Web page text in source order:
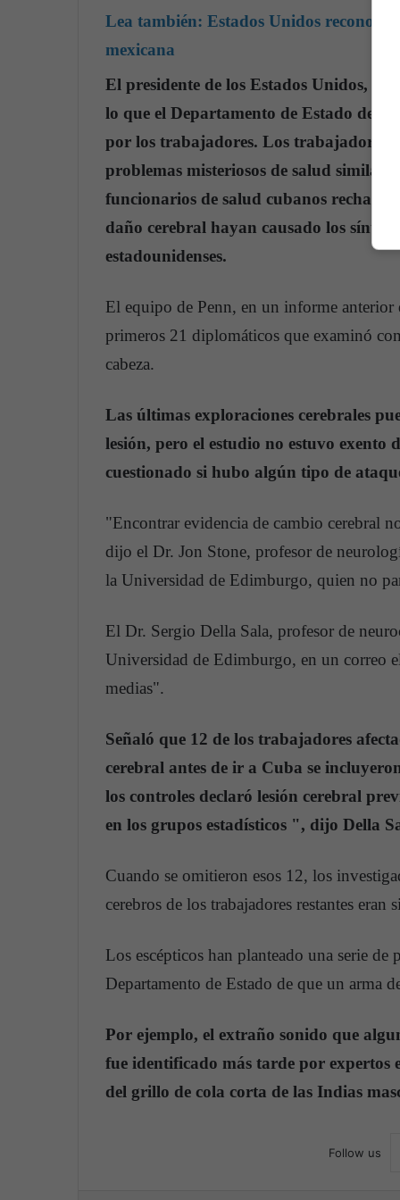
Lea también: Estados Unidos reconoce
mexicana
El presidente de los Estados Unidos,
lo que el Departamento de Estado de
por los trabajadores. Los trabajadores
problemas misteriosos de salud
funcionarios de salud cubanos
daño cerebral hayan causado los
estadounidenses.
El equipo de Penn, en un informe
primeros 21 diplomáticos que examinó
cabeza.
Las últimas exploraciones cerebrales
lesión, pero el estudio no estuvo exento
cuestionado si hubo algún tipo de
"Encontrar evidencia de cambio cerebral
dijo el Dr. Jon Stone, profesor de
la Universidad de Edimburgo, quien no
El Dr. Sergio Della Sala, profesor de
Universidad de Edimburgo, en un correo
medias".
Señaló que 12 de los trabajadores
cerebral antes de ir a Cuba se
los controles declaró lesión cerebral
en los grupos estadísticos ", dijo Della
Cuando se omitieron esos 12, los
cerebros de los trabajadores restantes eran
Los escépticos han planteado una serie de
Departamento de Estado de que un arma
Por ejemplo, el extraño sonido que
fue identificado más tarde por expertos
del grillo de cola corta de las Indias
Follow us